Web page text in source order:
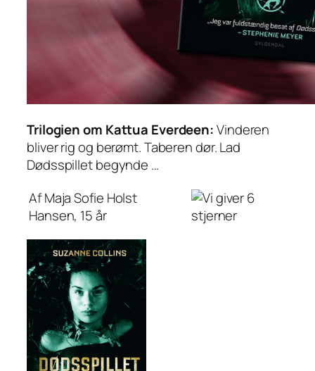
Trilogien om Kattua Everdeen:Vinderen
bliver rig og berømt. Taberen dør. Lad
Dødsspillet begynde …
Af Maja Sofie Holst
Hansen, 15 år